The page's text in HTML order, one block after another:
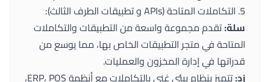
5. التكاملات المتاحة (APIs و تطبيقات الطرف الثالث):
سلة:تقدم مجموعة واسعة من التطبيقات والتكاملات
المتاحة في متجر التطبيقات الخاص بها، مما يوسع من
قدراتها في إدارة المخزون والعمليات.
زد:
تتميز بنظام بيئي غني بالتكاملات مع أنظمة ERP، POS،